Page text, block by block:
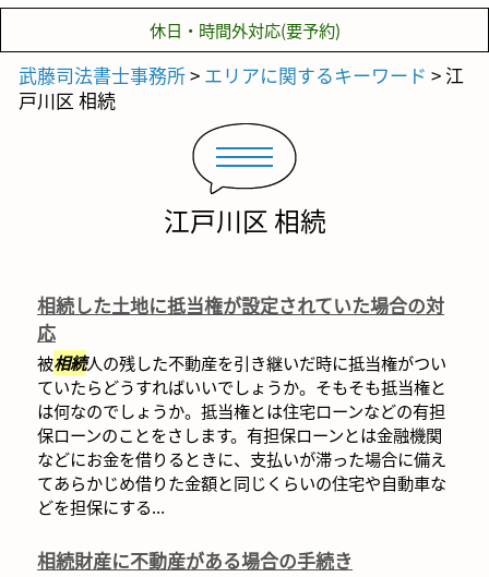
休日・時間外対応(要予約)
武藤司法書士事務所> エリアに関するキーワード > 江
戸川区 相続
江戸川区 相続
相続した土地に抵当権が設定されていた場合の対
応
被相続人の残した不動産を引き継いだ時に抵当権がつい
ていたらどうすればいいでしょうか。そもそも抵当権と
は何なのでしょうか。抵当権とは住宅ローンなどの有担
保ローンのことをさします。有担保ローンとは金融機関
などにお金を借りるときに、支払いが滞った場合に備え
てあらかじめ借りた金額と同じくらいの住宅や自動車な
どを担保にする...
相続財産に不動産がある場合の手続き